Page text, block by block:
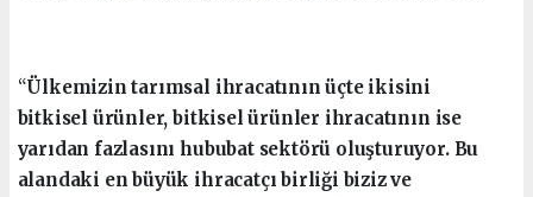
“Ülkemizin tarımsal ihracatının üçte ikisini
bitkisel ürünler, bitkisel ürünler ihracatının ise
yarıdan fazlasını hububat sektörü oluşturuyor. Bu
alandaki en büyük ihracatçı birliği biziz ve